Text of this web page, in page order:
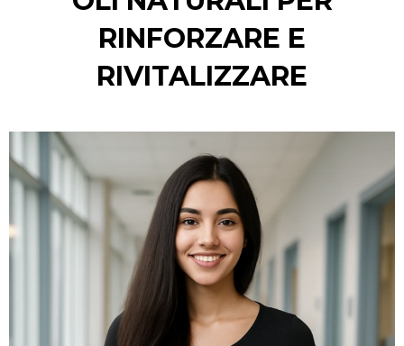
RINFORZARE E
RIVITALIZZARE